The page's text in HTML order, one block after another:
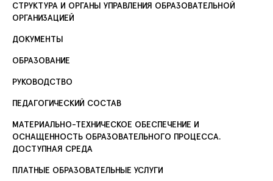
СТРУКТУРА И ОРГАНЫ УПРАВЛЕНИЯ ОБРАЗОВАТЕЛЬНОЙ
ОРГАНИЗАЦИЕЙ
ДОКУМЕНТЫ
ОБРАЗОВАНИЕ
РУКОВОДСТВО
ПЕДАГОГИЧЕСКИЙ СОСТАВ
МАТЕРИАЛЬНО-ТЕХНИЧЕСКОЕ ОБЕСПЕЧЕНИЕ И
ОСНАЩЕННОСТЬ ОБРАЗОВАТЕЛЬНОГО ПРОЦЕССА.
ДОСТУПНАЯ СРЕДА
ПЛАТНЫЕ ОБРАЗОВАТЕЛЬНЫЕ УСЛУГИ